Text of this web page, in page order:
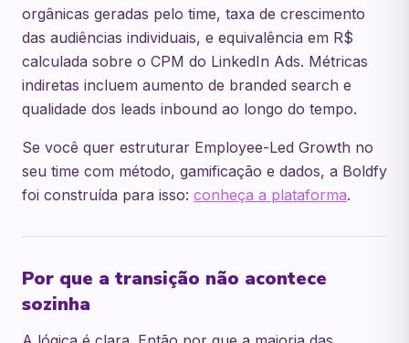
orgânicas geradas pelo time, taxa de crescimento
das audiências individuais, e equivalência em R$
calculada sobre o CPM do LinkedIn Ads. Métricas
indiretas incluem aumento de branded search e
qualidade dos leads inbound ao longo do tempo.
Se você quer estruturar Employee-Led Growth no
seu time com método, gamificação e dados, a Boldfy
foi construída para isso: conheça a plataforma.
Por que a transição não acontece
sozinha